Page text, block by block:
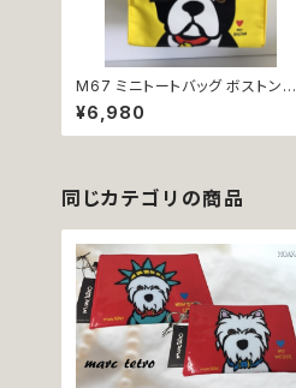
M67 ミニトートバッグ ボストンテ
リア 犬 marc tetro マーク・テト
ロ
¥6,980
同じカテゴリの商品